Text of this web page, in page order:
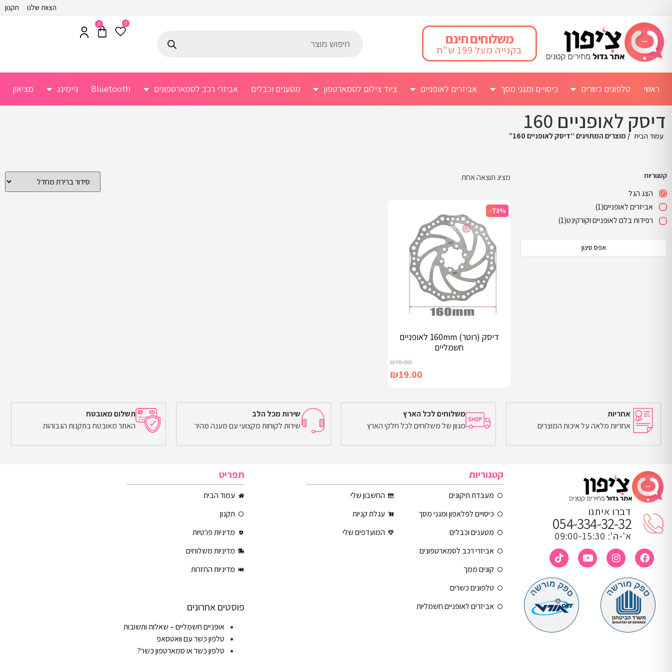
הצוות שלנו תקנון
משלוחים חינם
בקנייה מעל 199 ש"ח
0
0
ראשי טלפונים כשרים כיסויים ומגני מסך אביזרים לאופניים ציוד צילום לסמארטפון מטענים וכבלים אביזרי רכב לסמארטפונים Bluetooth גיימינג מציאון
דיסק לאופניים 160
עמוד הבית / מוצרים המתויגים “דיסק לאופניים 160”
קטגוריות
הצג הגל
אביזרים לאופניים(1)
רפידות בלם לאופניים וקורקינט(1)
אפס סינון
מציג תוצאה אחת
-73%
דיסק (רוטר) 160mm לאופניים
חשמליים
₪70.00
₪19.00
הוספה לסל
אחריות
אחריות מלאה על איכות המוצרים
משלוחים לכל הארץ
מגוון של משלוחים לכל חלקי הארץ
שירות מכל הלב
שירות לקוחות מקצועי עם מענה מהיר
תשלום מאובטח
האתר מאובטח בתקנות הגבוהות
דברו איתנו
054-334-32-32
א'-ה': 09:00-15:30
קטגוריות
מעבדת תיקונים
כיסויים לפלאפון ומגני מסך
מטענים וכבלים
אביזרי רכב לסמארטפונים
קונים ממך
טלפונים כשרים
אביזרים לאופניים חשמליות
החשבון שלי
עגלת קניות
המועדפים שלי
תפריט
עמוד הבית
תקנון
מדיניות פרטיות
מדיניות משלוחים
מדיניות החזרות
פוסטים אחרונים
אופניים חשמליים – שאלות ותשובות
טלפון כשר עם וואטסאפ
טלפון כשר או סמארטפון כשר?